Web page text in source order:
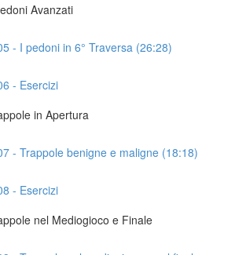
Avanzati
- I pedoni in 6° Traversa (26:28)
- Esercizi
in Apertura
- Trappole benigne e maligne (18:18)
- Esercizi
nel Mediogioco e Finale